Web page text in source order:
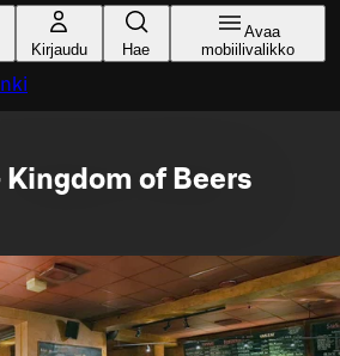
Kirjaudu Hae
Avaa
mobiilivalikko
Kingdom of Beers